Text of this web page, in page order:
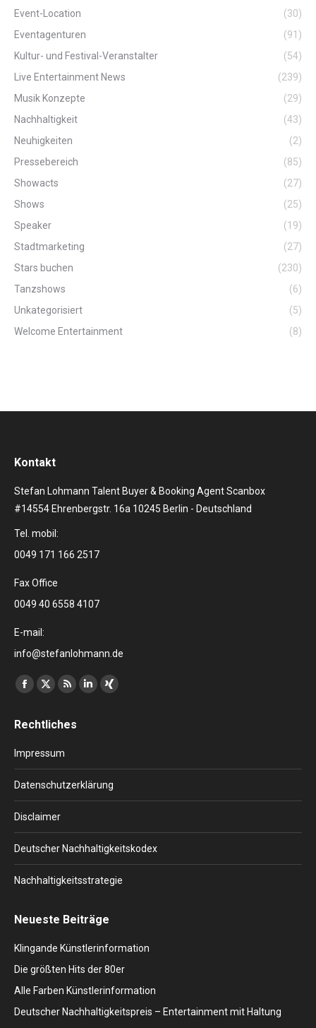
Event-Location
(30)
Eventagenturen
(91)
Kultur- und Festival-Veranstalter
(54)
Live Entertainment News
(239)
Musik Konzepte
(29)
Nachhaltigkeit
(43)
Neuhigkeiten
(2)
Pressebereich
(85)
Showacts
(27)
Shows
(25)
Speaker
(19)
Stadtmarketing
(27)
Stars buchen
(230)
Tanzshows
(6)
Unkategorisiert
(5)
Welcome Entertainment
(8)
Kontakt
Stefan Lohmann Talent Buyer & Booking Agent Scanbox
#14554 Ehrenbergstr. 16a 10245 Berlin - Deutschland
Tel. mobil:
0049 171 166 2517
Fax Office
0049 40 6558 4107
E-mail:
info@stefanlohmann.de
Finden Sie uns auf:
Facebook
opens
window
X
opens
window
RSS
opens
window
Linkedin
window
XING
window
Rechtliches
Impressum
Datenschutzerklärung
Disclaimer
Deutscher Nachhaltigkeitskodex
Nachhaltigkeitsstrategie
Neueste Beiträge
Klingande Künstlerinformation
Die größten Hits der 80er
Alle Farben Künstlerinformation
Deutscher Nachhaltigkeitspreis – Entertainment mit Haltung